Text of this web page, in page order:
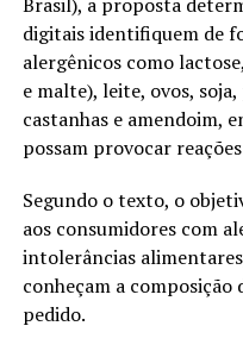
digitais identifiquem de
alergênicos como
e malte), leite, ovos,
castanhas e amendoim,
possam provocar
Segundo o texto, o
aos consumidores com
intolerâncias
conheçam a
pedido.